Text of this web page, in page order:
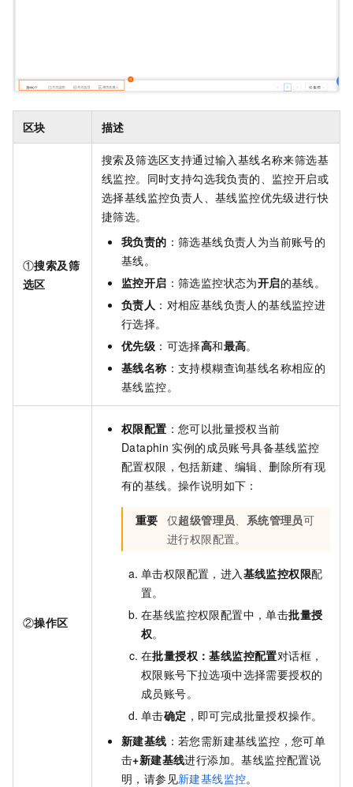
区块 描述
①搜索及筛
选区
搜索及筛选区支持通过输入基线名称来筛选基
线监控。同时支持勾选我负责的、监控开启或
选择基线监控负责人、基线监控优先级进行快
捷筛选。
我负责的 ：筛选基线负责人为当前账号的
基线。
监控开启 ：筛选监控状态为开启的基线。
负责人 ：对相应基线负责人的基线监控进
行选择。
优先级 ：可选择高和最高。
基线名称 ：支持模糊查询基线名称相应的
基线监控。
②操作区
权限配置 ：您可以批量授权当前
Dataphin 实例的成员账号具备基线监控
配置权限，包括新建、编辑、删除所有现
有的基线。操作说明如下：
重要 仅超级管理员、 系统管理员可
进行权限配置。
单击权限配置，进入基线监控权限配
置。
在基线监控权限配置中，单击批量授
权。
在批量授权：基线监控配置对话框，
权限账号下拉选项中选择需要授权的
成员账号。
单击确定 ，即可完成批量授权操作。
新建基线 ：若您需新建基线监控，您可单
击+新建基线进行添加。基线监控配置说
明，请参见新建基线监控。